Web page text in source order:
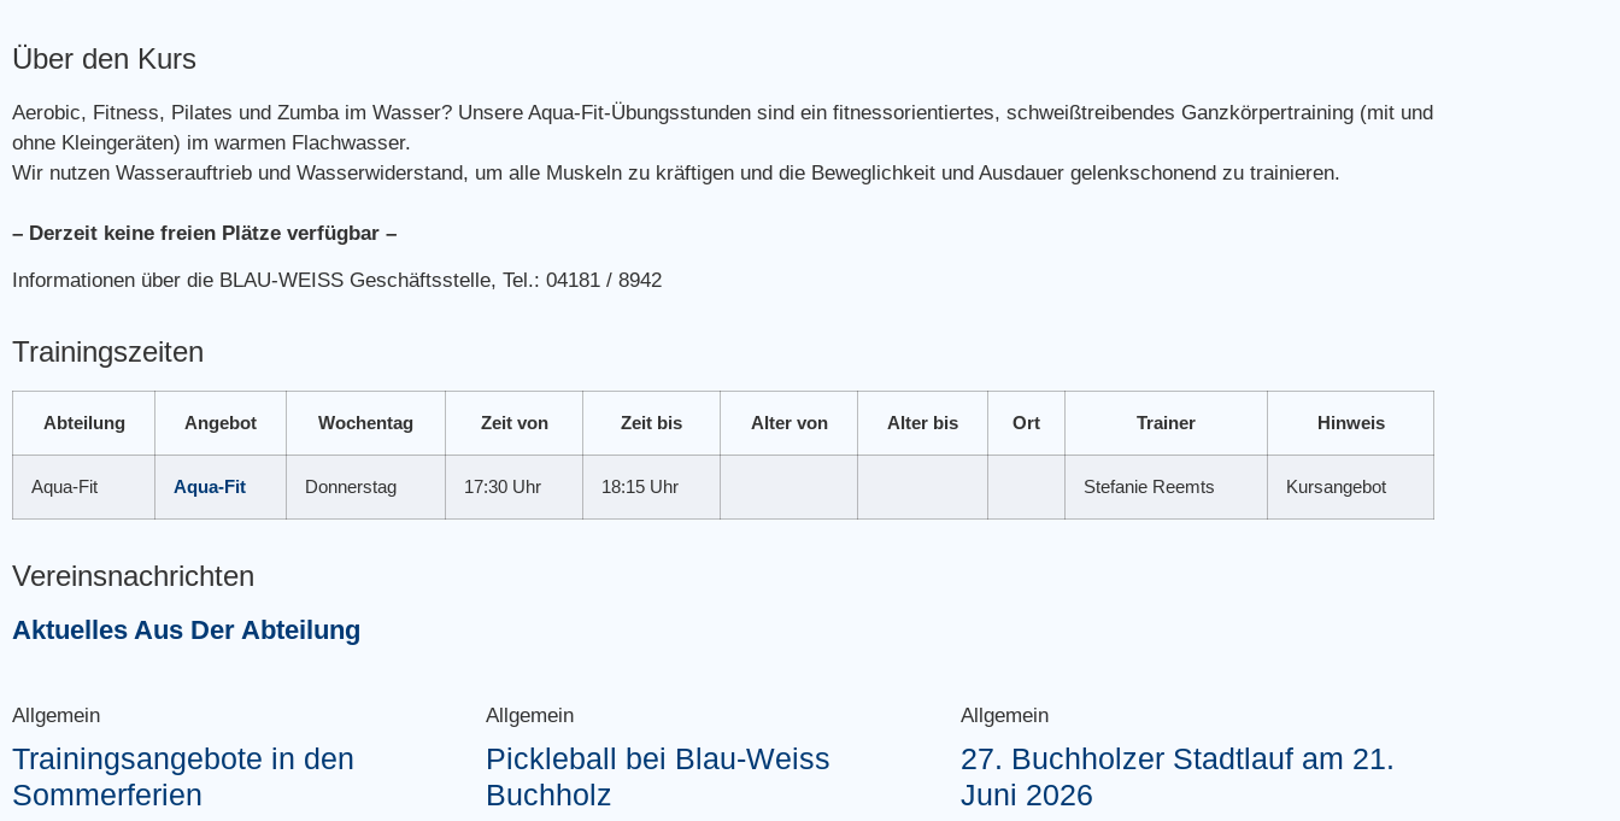
Über den Kurs
Aerobic, Fitness, Pilates und Zumba im Wasser? Unsere Aqua-Fit-Übungsstunden sind ein fitnessorientiertes, schweißtreibendes Ganzkörpertraining (mit und
ohne Kleingeräten) im warmen Flachwasser.
Wir nutzen Wasserauftrieb und Wasserwiderstand, um alle Muskeln zu kräftigen und die Beweglichkeit und Ausdauer gelenkschonend zu trainieren.
– Derzeit keine freien Plätze verfügbar –
Informationen über die BLAU-WEISS Geschäftsstelle, Tel.: 04181 / 8942
Trainingszeiten
Abteilung Angebot Wochentag Zeit von Zeit bis Alter von Alter bis Ort Trainer Hinweis
Aqua-Fit Aqua-Fit Donnerstag 17:30 Uhr 18:15 Uhr Stefanie Reemts Kursangebot
Vereinsnachrichten
Aktuelles Aus Der Abteilung
Allgemein
Trainingsangebote in den
Sommerferien
Allgemein
Pickleball bei Blau-Weiss
Buchholz
Allgemein
27. Buchholzer Stadtlauf am 21.
Juni 2026